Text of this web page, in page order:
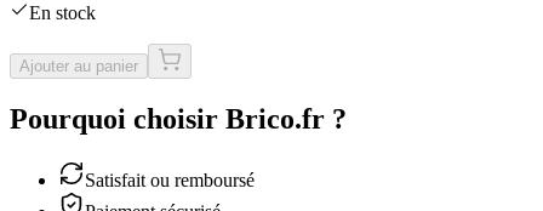
En stock
Ajouter au panier
Pourquoi choisir Brico.fr ?
Satisfait ou remboursé